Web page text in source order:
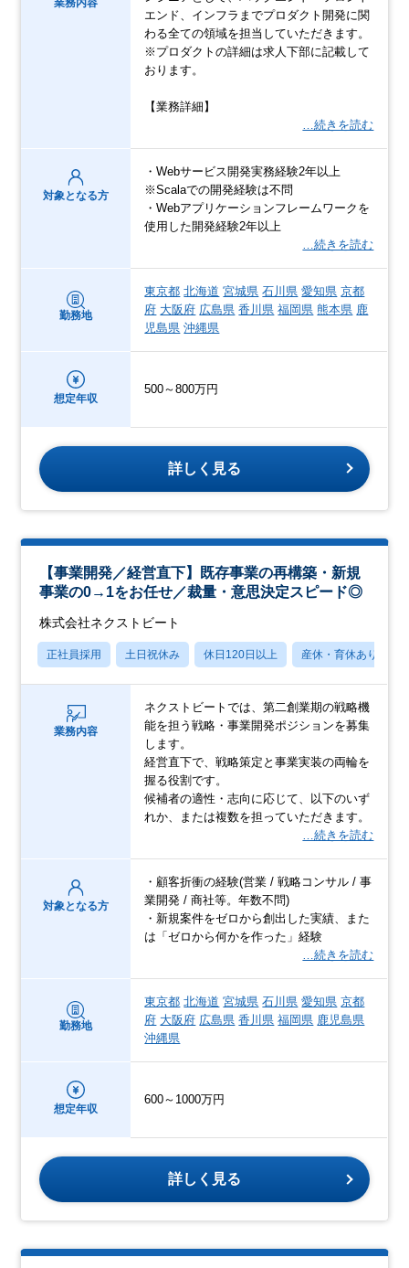
エンド、インフラまでプロダクト開発に関
わる全ての領域を担当していただきます。
※プロダクトの詳細は求人下部に記載して
おります。
【業務詳細】
…続きを読む
対象となる方
・Webサービス開発実務経験2年以上
※Scalaでの開発経験は不問
・Webアプリケーションフレームワークを
使用した開発経験2年以上
…続きを読む
勤務地
東京都 北海道 宮城県 石川県 愛知県 京都
府 大阪府 広島県 香川県 福岡県 熊本県 鹿
児島県 沖縄県
想定年収
500～800万円
詳しく見る
【事業開発／経営直下】既存事業の再構築・新規
事業の0→1をお任せ／裁量・意思決定スピード◎
株式会社ネクストビート
正社員採用 土日祝休み 休日120日以上 産休・育休あり
業務内容
ネクストビートでは、第二創業期の戦略機
能を担う戦略・事業開発ポジションを募集
します。
経営直下で、戦略策定と事業実装の両輪を
握る役割です。
候補者の適性・志向に応じて、以下のいず
れか、または複数を担っていただきます。
…続きを読む
対象となる方
・顧客折衝の経験(営業 / 戦略コンサル / 事
業開発 / 商社等。年数不問)
・新規案件をゼロから創出した実績、また
は「ゼロから何かを作った」経験
…続きを読む
勤務地
東京都 北海道 宮城県 石川県 愛知県 京都
府 大阪府 広島県 香川県 福岡県 鹿児島県
沖縄県
想定年収
600～1000万円
詳しく見る